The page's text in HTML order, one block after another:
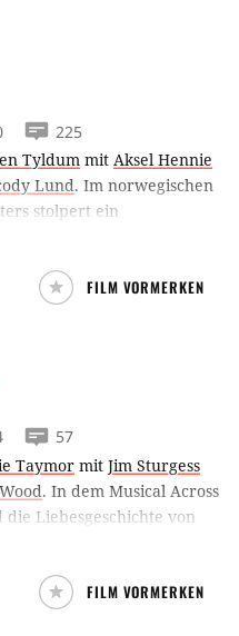
von Presse und
amerikanischen
"American Splendor"
mit beeindruckender
Lebensweg vom
Sammler zum
225
Tyldum mit Aksel Hennie
Lund. Im norwegischen
stolpert ein
Räuber.
FILM VORMERKEN
57
Taymor mit Jim Sturgess
. In dem Musical Across
Liebesgeschichte von
Bands – The
FILM VORMERKEN